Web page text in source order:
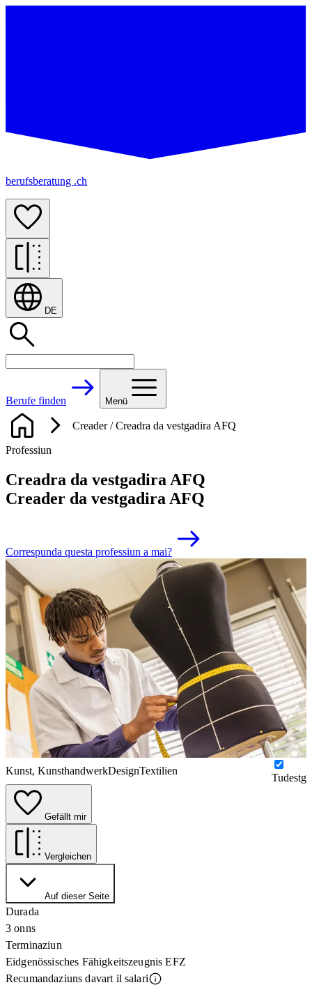
berufsberatung .ch
DE
Berufe finden Menü
Creader / Creadra da vestgadira AFQ
Professiun
Creadra da vestgadira AFQ
Creader da vestgadira AFQ
Correspunda questa professiun a mai?
Kunst, KunsthandwerkDesignTextilien
Tudestg
Gefällt mir
Vergleichen
Auf dieser Seite
Durada
3 onns
Terminaziun
Eidgenössisches Fähigkeitszeugnis EFZ
Recumandaziuns davart il salari